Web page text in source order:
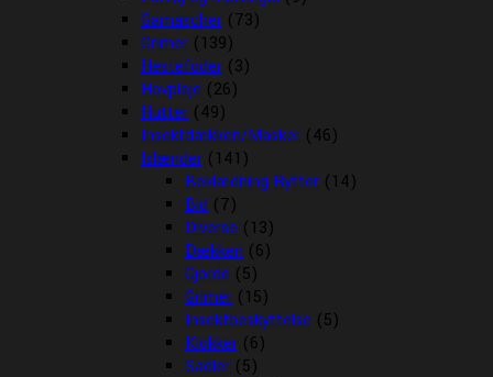
Gamascher (73)
Grimer (139)
Hestefoder (3)
Hovpleje (26)
Hutter (49)
Insektdækken/Masker (46)
Islænder (141)
Beklædning Rytter (14)
Bid (7)
Diverse (13)
Dækken (6)
Gjorde (5)
Grimer (15)
Insektbeskyttelse (5)
Klokker (6)
Sadler (5)